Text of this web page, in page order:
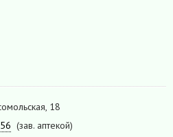
18
(зав. аптекой)